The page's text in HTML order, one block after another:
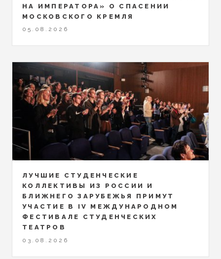
НА ИМПЕРАТОРА» О СПАСЕНИИ
МОСКОВСКОГО КРЕМЛЯ
05.08.2026
ЛУЧШИЕ СТУДЕНЧЕСКИЕ
КОЛЛЕКТИВЫ ИЗ РОССИИ И
БЛИЖНЕГО ЗАРУБЕЖЬЯ ПРИМУТ
УЧАСТИЕ В IV МЕЖДУНАРОДНОМ
ФЕСТИВАЛЕ СТУДЕНЧЕСКИХ
ТЕАТРОВ
03.08.2026